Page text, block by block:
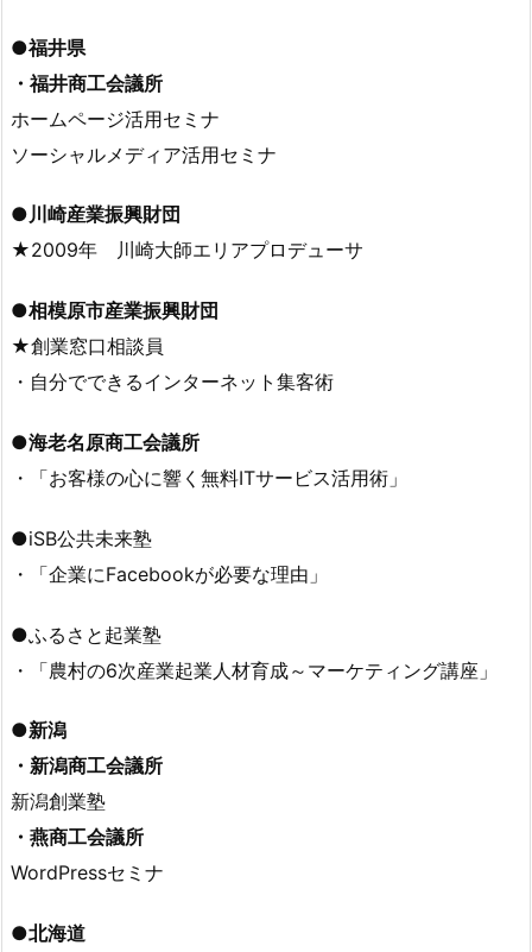
●福井県
・福井商工会議所
ホームページ活用セミナ
ソーシャルメディア活用セミナ
●川崎産業振興財団
★2009年 川崎大師エリアプロデューサ
●相模原市産業振興財団
★創業窓口相談員
・自分でできるインターネット集客術
●海老名原商工会議所
・「お客様の心に響く無料ITサービス活用術」
●iSB公共未来塾
・「企業にFacebookが必要な理由」
●ふるさと起業塾
・「農村の6次産業起業人材育成～マーケティング講座」
●新潟
・新潟商工会議所
新潟創業塾
・燕商工会議所
WordPressセミナ
●北海道